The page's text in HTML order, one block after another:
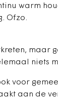
warm
Ofzo.
maar
niets
voor
aan de